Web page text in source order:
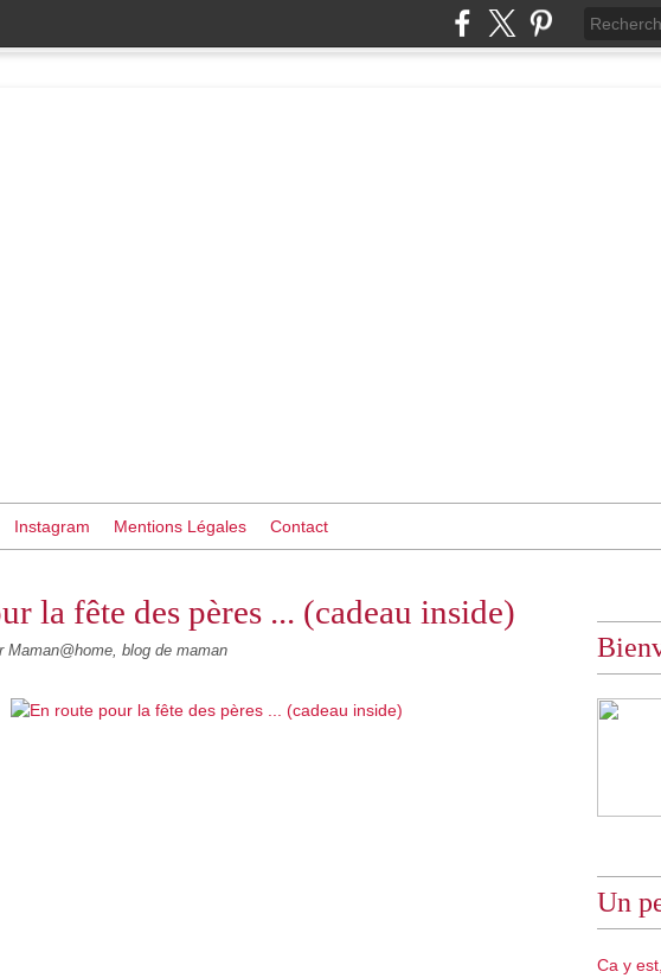
Instagram Mentions Légales Contact
la fête des pères ... (cadeau inside)
Maman@home, blog de maman
Un
Ca y